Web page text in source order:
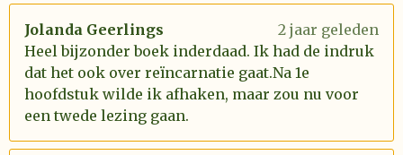
Jolanda Geerlings
2 jaar geleden
Heel bijzonder boek inderdaad. Ik had de indruk
dat het ook over reïncarnatie gaat.Na 1e
hoofdstuk wilde ik afhaken, maar zou nu voor
een twede lezing gaan.